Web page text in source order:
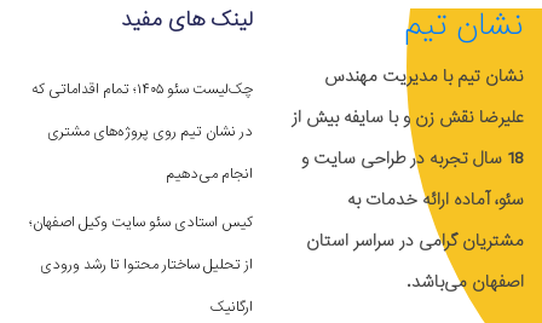
نشان تیم
نشان تیم با مدیریت مهندس
علیرضا نقش زن و با سایفه بیش از
18 سال تجربه در طراحی سایت و
سئو، آماده ارائه خدمات به
مشتریان گرامی در سراسر استان
اصفهان می‌باشد.
لینک های مفید
چک‌لیست سئو ۱۴۰۵؛ تمام اقداماتی که
در نشان تیم روی پروژه‌های مشتری
انجام می‌دهیم
کیس استادی سئو سایت وکیل اصفهان؛
از تحلیل ساختار محتوا تا رشد ورودی
ارگانیک